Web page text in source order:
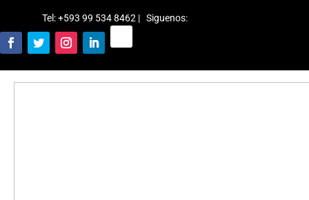
Tel: +593 99 534 8462 | Siguenos: